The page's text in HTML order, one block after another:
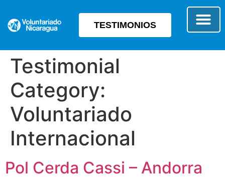
TESTIMONIOS
Testimonial
Category:
Voluntariado
Internacional
Pol Cerda Cassi – Andorra